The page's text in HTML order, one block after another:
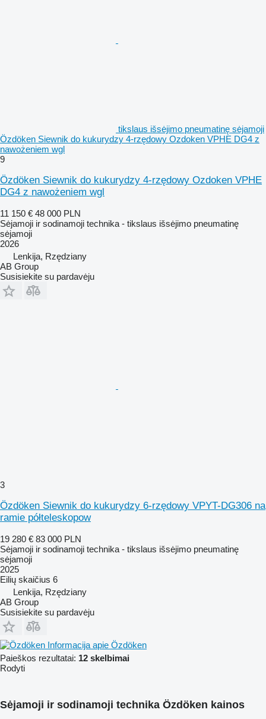
tikslaus išsėjimo pneumatinę sėjamoji
Özdöken Siewnik do kukurydzy 4-rzędowy Ozdoken VPHE DG4 z
nawożeniem wgl
9
Özdöken Siewnik do kukurydzy 4-rzędowy Ozdoken VPHE
DG4 z nawożeniem wgl
11 150 € 48 000 PLN
Sėjamoji ir sodinamoji technika - tikslaus išsėjimo pneumatinę
sėjamoji
2026
Lenkija, Rzędziany
AB Group
Susisiekite su pardavėju
3
Özdöken Siewnik do kukurydzy 6-rzędowy VPYT-DG306 na
ramie półteleskopow
19 280 € 83 000 PLN
Sėjamoji ir sodinamoji technika - tikslaus išsėjimo pneumatinę
sėjamoji
2025
Eilių skaičius 6
Lenkija, Rzędziany
AB Group
Susisiekite su pardavėju
Informacija apie Özdöken
Paieškos rezultatai: 12 skelbimai
Rodyti
Sėjamoji ir sodinamoji technika Özdöken kainos